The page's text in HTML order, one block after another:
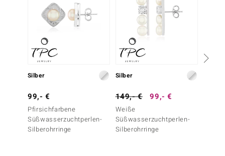
Collection
BY DE MELO
Collection
Silber
99,- €
Pfirsichfarbene
Süßwasserzuchtperlen-
Silberohrringe
Silber
149,- € 99,- €
Weiße
Süßwasserzuchtperlen-
Silberohrringe